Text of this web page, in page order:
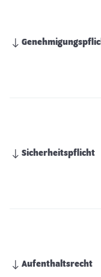
Sicherheitspflicht
Aufenthaltsrecht